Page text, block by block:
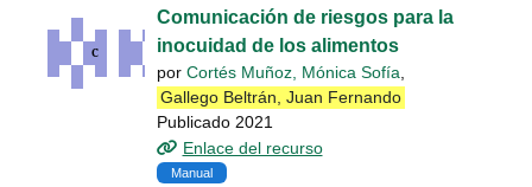
Comunicación de riesgos para la
inocuidad de los alimentos
por Cortés Muñoz, Mónica Sofía,
Gallego Beltrán, Juan Fernando
Publicado 2021
Enlace del recurso
Manual